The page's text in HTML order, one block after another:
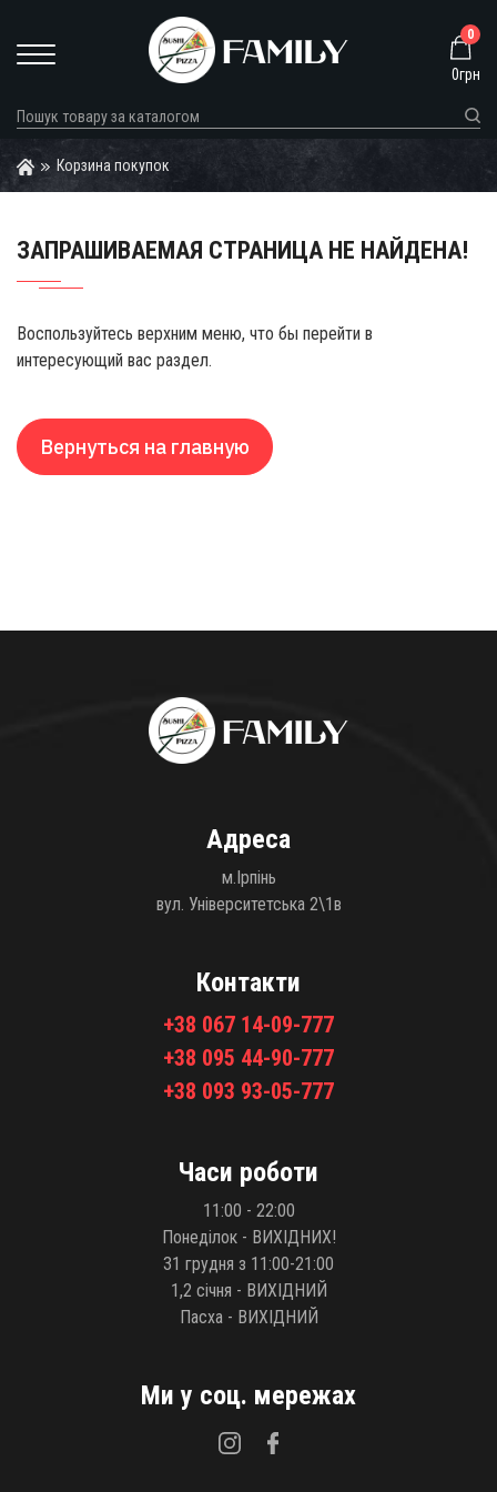
0
0грн
Корзина покупок
ЗАПРАШИВАЕМАЯ СТРАНИЦА НЕ НАЙДЕНА!
Воспользуйтесь верхним меню, что бы перейти в
интересующий вас раздел.
Вернуться на главную
Адреса
м.Ірпінь
вул. Університетська 2\1в
Контакти
+38 067 14-09-777
+38 095 44-90-777
+38 093 93-05-777
Часи роботи
11:00 - 22:00
Понеділок - ВИХІДНИХ!
31 грудня з 11:00-21:00
1,2 січня - ВИХІДНИЙ
Пасха - ВИХІДНИЙ
Ми у соц. мережах